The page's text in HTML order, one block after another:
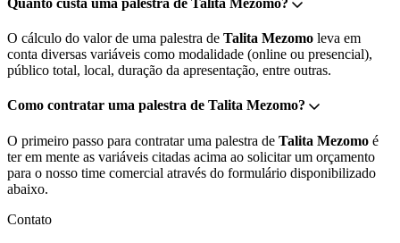
O cálculo do valor de uma palestra de Talita Mezomo leva em
conta diversas variáveis como modalidade (online ou presencial),
público total, local, duração da apresentação, entre outras.
Como contratar uma palestra de Talita Mezomo?
O primeiro passo para contratar uma palestra de Talita Mezomo é
ter em mente as variáveis citadas acima ao solicitar um orçamento
para o nosso time comercial através do formulário disponibilizado
abaixo.
Contato